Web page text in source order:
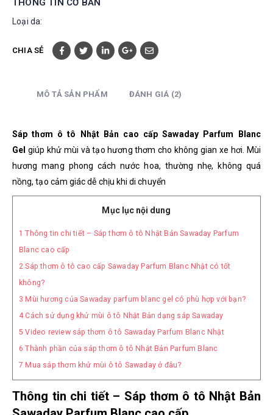
Loại da:
CHIA SẺ
MÔ TẢ SẢN PHẨM ĐÁNH GIÁ (2)
Sáp thơm ô tô Nhật Bản cao cấp Sawaday Parfum Blanc
Gel giúp khử mùi và tạo hương thơm cho không gian xe hơi. Mùi
hương mang phong cách nước hoa, thường nhẹ, không quá
nồng, tạo cảm giác dễ chịu khi di chuyển
Mục lục nội dung
1 Thông tin chi tiết – Sáp thơm ô tô Nhật Bản Sawaday Parfum
Blanc cao cấp
2 Sáp thơm ô tô cao cấp Sawaday Parfum Blanc Nhật có tốt
không?
3 Mùi hương của Sawaday parfum blanc gel có phù hợp với bạn?
4Cách sử dụng khử mùi ô tô Nhật Bản dạng sáp Sawaday
5 Video review sáp thơm ô tô Sawaday Parfum Blanc Nhật
6 Thành phần của sáp thơm ô tô Nhật Bản Parfum Blanc
7 Mua sáp thơm khử mùi ô tô Sawaday ở đâu?
Thông tin chi tiết – Sáp thơm ô tô Nhật Bản